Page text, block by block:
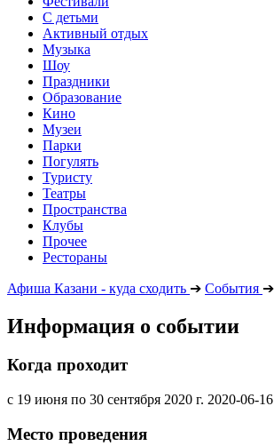
С детьми
Активный отдых
Музыка
Шоу
Праздники
Образование
Кино
Музеи
Парки
Погулять
Туристу
Театры
Пространства
Клубы
Прочее
Рестораны
Афиша Казани - куда сходить ➔ События ➔
Информация о событии
Когда проходит
с 19 июня по 30 сентября 2020 г. 2020-06-16
Место проведения